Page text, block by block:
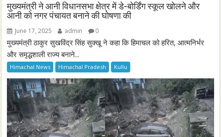
मुख्यमंत्री ने आनी विधानसभा क्षेत्र में डे-बोर्डिंग स्कूल खोलने और
आनी को नगर पंचायत बनाने की घोषणा की
June 17, 2025 admin 0
मुख्यमंत्री ठाकुर सुखविंद्र सिंह सुक्खू ने कहा कि हिमाचल को हरित, आत्मनिर्भर
और समृद्धशाली राज्य बनाने...
Himachal News Himachal Pradesh Kullu